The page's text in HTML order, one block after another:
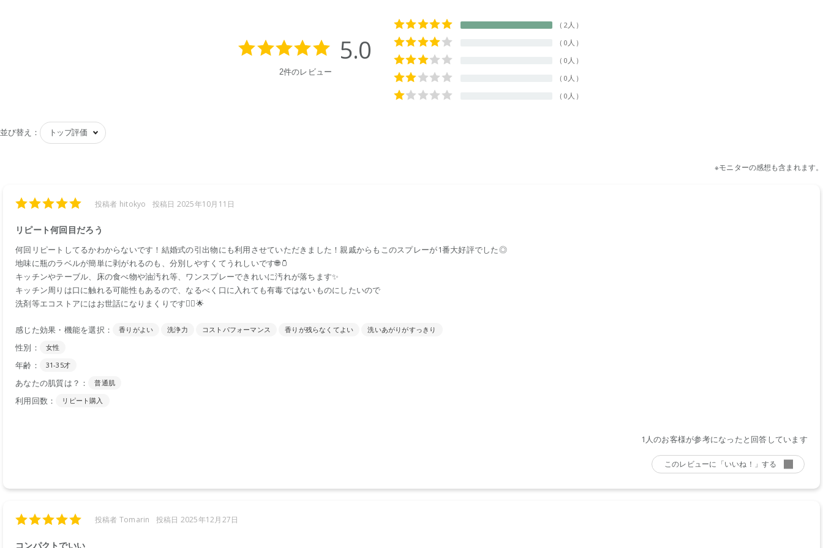
5.0
2件のレビュー
2人
0人
0人
0人
0人
並び替え：
リピート何回目だろう
投稿者 hitokyo 投稿日 2025年10月11日
何回リピートしてるかわからないです！結婚式の引出物にも利用させていただきました！親戚からもこのスプレーが1番大好評でした◎
地味に瓶のラベルが簡単に剥がれるのも、分別しやすくてうれしいです🌐🫙
キッチンやテーブル、床の食べ物や油汚れ等、ワンスプレーできれいに汚れが落ちます✨
キッチン周りは口に触れる可能性もあるので、なるべく口に入れても有毒ではないものにしたいので
洗剤等エコストアにはお世話になりまくりです🙂‍↕️🌟
感じた効果・機能を選択： 香りがよい 洗浄力 コストパフォーマンス 香りが残らなくてよい 洗いあがりがすっきり
性別： 女性
年齢： 31-35才
あなたの肌質は？： 普通肌
利用回数： リピート購入
1人のお客様が参考になったと回答しています
コンパクトでいい
投稿者 Tomarin 投稿日 2025年12月27日